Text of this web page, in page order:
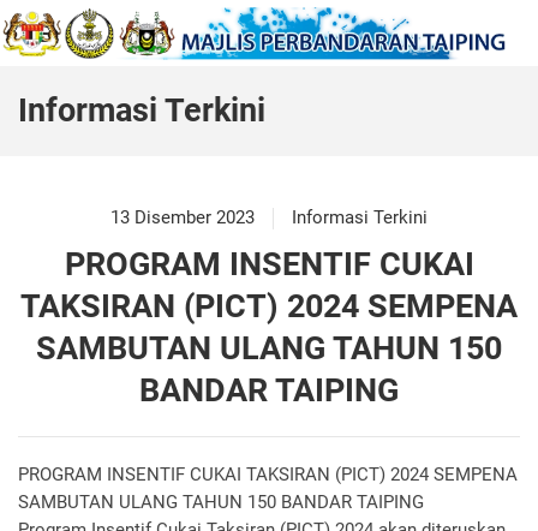
Informasi Terkini
13 Disember 2023 Informasi Terkini
PROGRAM INSENTIF CUKAI
TAKSIRAN (PICT) 2024 SEMPENA
SAMBUTAN ULANG TAHUN 150
BANDAR TAIPING
PROGRAM INSENTIF CUKAI TAKSIRAN (PICT) 2024 SEMPENA
SAMBUTAN ULANG TAHUN 150 BANDAR TAIPING